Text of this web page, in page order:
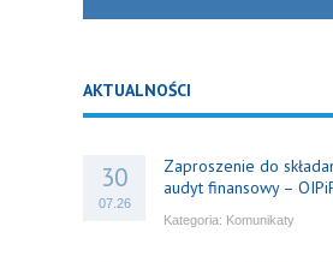
AKTUALNOŚCI
30
07.26
Zaproszenie do
audyt finansowy –
Kategoria: Komunikaty